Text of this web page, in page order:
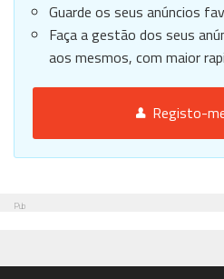
Guarde os seus anúncios
Faça a gestão dos seus
aos mesmos, com maior
Registo-
Pub